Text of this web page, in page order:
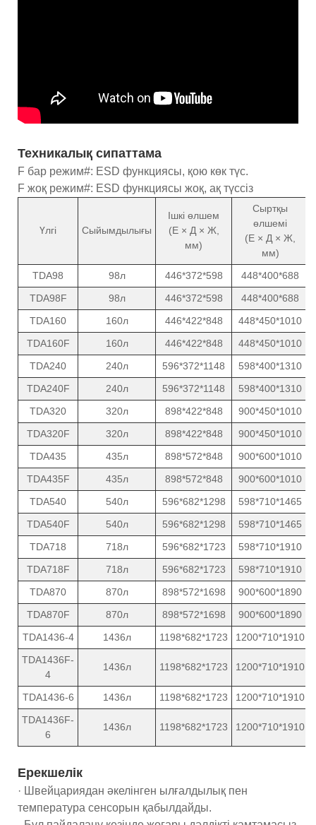
Техникалық сипаттама
F бар режим#: ESD функциясы, қою көк түс.
F жоқ режим#: ESD функциясы жоқ, ақ түссіз
Үлгі Сыйымдылығы
Ішкі өлшем
(Е × Д × Ж,
мм)
Сыртқы
өлшемі
(Е × Д × Ж,
мм)
TDA98 98л 446*372*598
448*400*688
TDA98F
98л 446*372*598
448*400*688
TDA160
160л 446*422*848
448*450*1010
TDA160F
160л 446*422*848
448*450*1010
TDA240
240л 596*372*1148
598*400*1310
TDA240F
240л 596*372*1148
598*400*1310
TDA320
320л 898*422*848
900*450*1010
TDA320F
320л 898*422*848
900*450*1010
TDA435
435л 898*572*848
900*600*1010
TDA435F
435л 898*572*848
900*600*1010
TDA540
540л 596*682*1298
598*710*1465
TDA540F
540л 596*682*1298
598*710*1465
TDA718
718л 596*682*1723
598*710*1910
TDA718F
718л 596*682*1723
598*710*1910
TDA870
870л 898*572*1698
900*600*1890
TDA870F
870л 898*572*1698
900*600*1890
TDA1436-4
1436л 1198*682*1723
1200*710*1910
TDA1436F-
4
1436л 1198*682*1723 1200*710*1910
TDA1436-6 1436л 1198*682*1723
1200*710*1910
TDA1436F-
6
1436л 1198*682*1723 1200*710*1910
Ерекшелік
· Швейцариядан әкелінген ылғалдылық пен
температура сенсорын қабылдайды.